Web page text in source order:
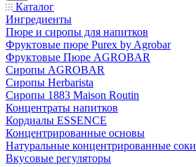
Каталог
Ингредиенты
Пюре и сиропы для напитков
Фруктовые пюре Purex by Agrobar
Фруктовые Пюре AGROBAR
Сиропы AGROBAR
Сиропы Herbarista
Сиропы 1883 Maison Routin
Концентраты напитков
Кордиалы ESSENCE
Концентрированные основы
Натуральные концентрированные соки
Вкусовые регуляторы